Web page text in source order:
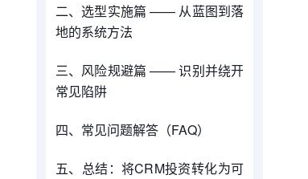
二、选型实施篇 —— 从蓝图到落
地的系统方法
三、风险规避篇 —— 识别并绕开
常见陷阱
四、常见问题解答（FAQ）
五、总结：将CRM投资转化为可